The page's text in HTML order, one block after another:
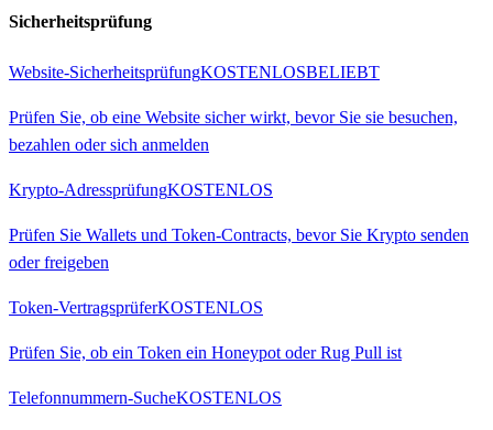
Sicherheitsprüfung
Website-SicherheitsprüfungKOSTENLOSBELIEBT
Prüfen Sie, ob eine Website sicher wirkt, bevor Sie sie besuchen,
bezahlen oder sich anmelden
Krypto-AdressprüfungKOSTENLOS
Prüfen Sie Wallets und Token-Contracts, bevor Sie Krypto senden
oder freigeben
Token-VertragsprüferKOSTENLOS
Prüfen Sie, ob ein Token ein Honeypot oder Rug Pull ist
Telefonnummern-SucheKOSTENLOS